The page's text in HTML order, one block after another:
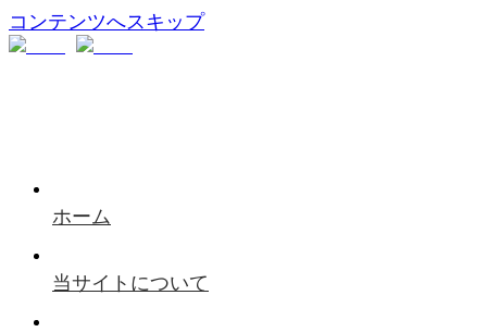
コンテンツへスキップ
ホーム
当サイトについて